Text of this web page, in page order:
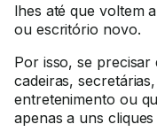
lhes até que voltem
ou escritório novo.
Por isso, se precisar
cadeiras,
entretenimento ou
apenas a uns cliques